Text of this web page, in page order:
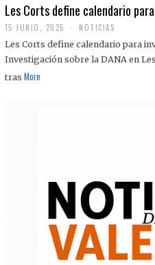
Les Corts define calendario
15 JUNIO, 2025 NOTICIAS
Les Corts define calendario para
Investigación sobre la DANA en
tras More